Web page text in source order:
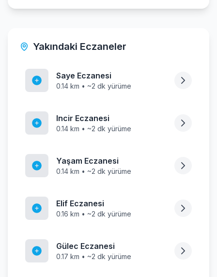
Yakındaki Eczaneler
Saye Eczanesi
0.14 km • ~2 dk yürüme
Incir Eczanesi
0.14 km • ~2 dk yürüme
Yaşam Eczanesi
0.14 km • ~2 dk yürüme
Elif Eczanesi
0.16 km • ~2 dk yürüme
Gülec Eczanesi
0.17 km • ~2 dk yürüme